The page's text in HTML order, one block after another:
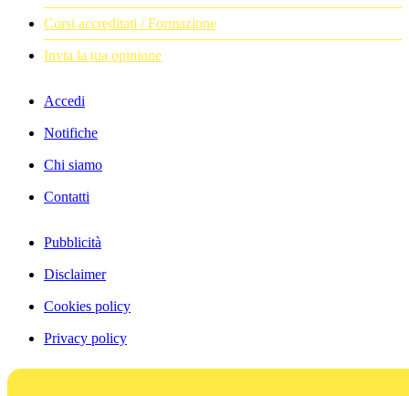
Corsi accreditati / Formazione
Invia la tua opinione
Accedi
Notifiche
Chi siamo
Contatti
Pubblicità
Disclaimer
Cookies policy
Privacy policy